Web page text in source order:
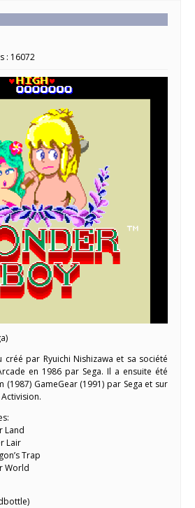
: 16072
par Ryuichi Nishizawa et sa société
en 1986 par Sega. Il a ensuite été
(1987) GameGear (1991) par Sega et sur
Land
Lair
Trap
World